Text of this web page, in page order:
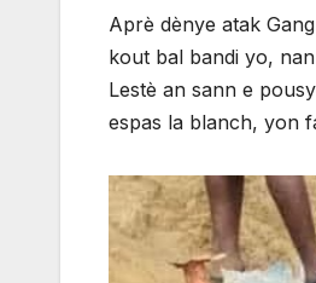
Aprè dènye atak
kout bal bandi yo,
Lestè an sann e
espas la blanch, yon